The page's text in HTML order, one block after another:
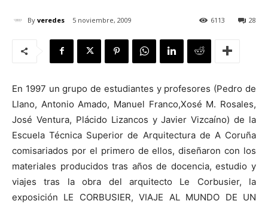
By veredes 5 noviembre, 2009 28
6113
En 1997 un grupo de estudiantes y profesores (Pedro de
Llano, Antonio Amado, Manuel Franco,Xosé M. Rosales,
José Ventura, Plácido Lizancos y Javier Vizcaíno) de la
Escuela Técnica Superior de Arquitectura de A Coruña
comisariados por el primero de ellos, diseñaron con los
materiales producidos tras años de docencia, estudio y
viajes tras la obra del arquitecto Le Corbusier, la
exposición LE CORBUSIER, VIAJE AL MUNDO DE UN